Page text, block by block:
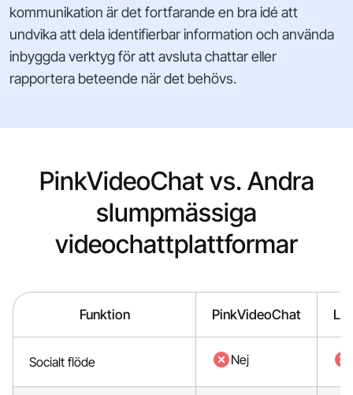
kommunikation är det fortfarande en bra idé att
undvika att dela identifierbar information och använda
inbyggda verktyg för att avsluta chattar eller
rapportera beteende när det behövs.
PinkVideoChat vs. Andra
slumpmässiga
videochattplattformar
Funktion PinkVideoChat
Socialt flöde Nej